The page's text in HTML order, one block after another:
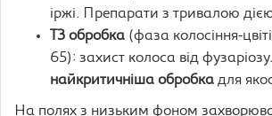
іржі. Препарати з тривалою
Т3 обробка (фаза колосіння-
65): захист колоса від
найкритичніша обробка для
На полях з низьким фоном